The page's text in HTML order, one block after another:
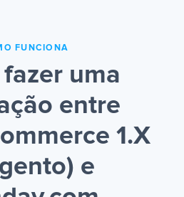
FUNCIONA
uma
entre
1.X
e